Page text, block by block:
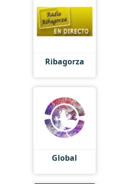
Ribagorza
Global